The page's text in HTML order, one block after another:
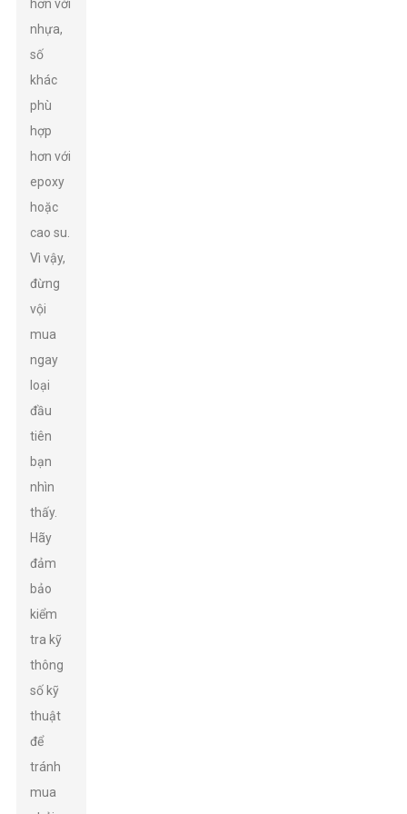
hơn với
nhựa,
số
khác
phù
hợp
hơn với
epoxy
hoặc
cao su.
Vì vậy,
đừng
vội
mua
ngay
loại
đầu
tiên
bạn
nhìn
thấy.
Hãy
đảm
bảo
kiểm
tra kỹ
thông
số kỹ
thuật
để
tránh
mua